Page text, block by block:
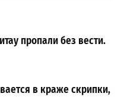
пропали без вести.
в краже скрипки,